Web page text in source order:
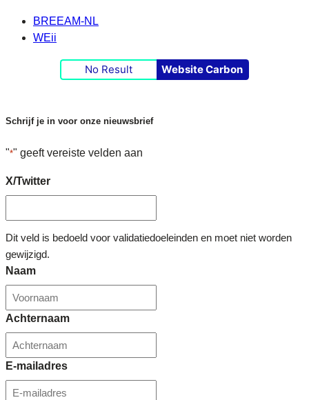
BREEAM-NL
WEii
No Result Website Carbon
Schrijf je in voor onze nieuwsbrief
"*" geeft vereiste velden aan
X/Twitter
Dit veld is bedoeld voor validatiedoeleinden en moet niet worden
gewijzigd.
Naam
Achternaam
E-mailadres